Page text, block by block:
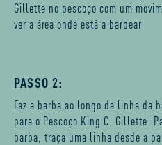
Gillette no pescoço com um
ver a área onde está a barbear
PASSO 2:
Faz a barba ao longo da linha da
para o Pescoço King C. Gillette.
barba, traça uma linha desde a